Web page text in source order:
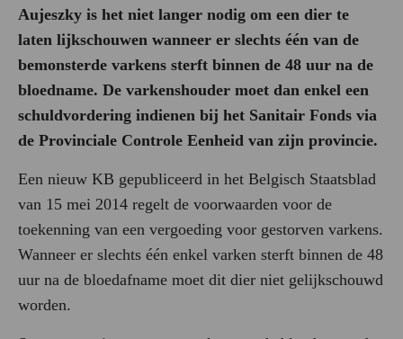
Aujeszky is het niet langer nodig om een dier te
laten lijkschouwen wanneer er slechts één van de
bemonsterde varkens sterft binnen de 48 uur na de
bloedname. De varkenshouder moet dan enkel een
schuldvordering indienen bij het Sanitair Fonds via
de Provinciale Controle Eenheid van zijn provincie.
Een nieuw KB gepubliceerd in het Belgisch Staatsblad
van 15 mei 2014 regelt de voorwaarden voor de
toekenning van een vergoeding voor gestorven varkens.
Wanneer er slechts één enkel varken sterft binnen de 48
uur na de bloedafname moet dit dier niet gelijkschouwd
worden.